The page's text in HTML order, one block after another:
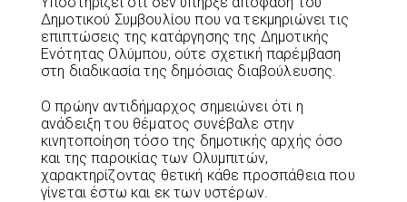
Δημοτικού Συμβουλίου που να τεκμηριώνει τις
επιπτώσεις της κατάργησης της Δημοτικής
Ενότητας Ολύμπου, ούτε σχετική παρέμβαση
στη διαδικασία της δημόσιας διαβούλευσης.
Ο πρώην αντιδήμαρχος σημειώνει ότι η
ανάδειξη του θέματος συνέβαλε στην
κινητοποίηση τόσο της δημοτικής αρχής όσο
και της παροικίας των Ολυμπιτών,
χαρακτηρίζοντας θετική κάθε προσπάθεια που
γίνεται έστω και εκ των υστέρων.